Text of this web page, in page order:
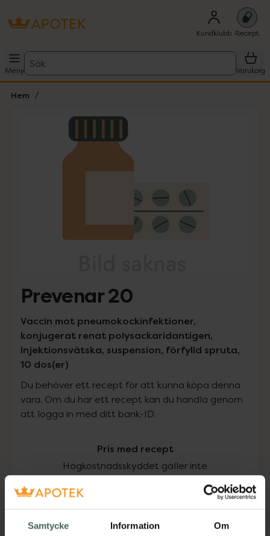
Samtycke Information Om
Kundklubb Recept
Meny
Sök
Varukorg
Hem
Lista: . Innehåller 1 objekt.
Prevenar 20
Vaccin mot pneumokockinfektioner,
konjugerat renat polysackaridantigen,
Injektionsvätska, suspension, förfylld spruta,
10 dos(er)
Du behöver ett recept för att kunna köpa denna
vara. Om du har ett recept kan du handla genom
att logga in med ditt bank-ID.
Pris med recept
Högkostnadsskyddet gäller inte
6102,21 kr
I apotek:6102,21 kr